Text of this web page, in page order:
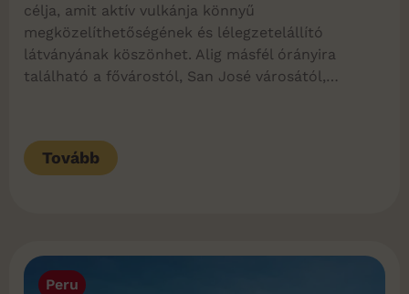
célja, amit aktív vulkánja könnyű
megközelíthetőségének és lélegzetelállító
látványának köszönhet. Alig másfél órányira
található a fővárostól, San José városától,…
Tovább
Peru